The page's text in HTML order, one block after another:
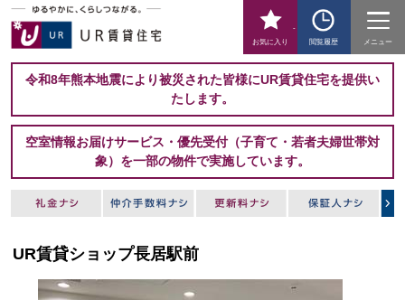
お気に入り
-
閲覧履歴
メニュー
令和8年熊本地震により被災された皆様にUR賃貸住宅を提供い
たします。
空室情報お届けサービス・優先受付（子育て・若者夫婦世帯対
象）を一部の物件で実施しています。
UR賃貸ショップ長居駅前